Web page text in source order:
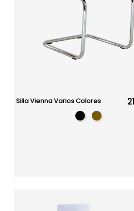
Silla Vienna Varios Colores